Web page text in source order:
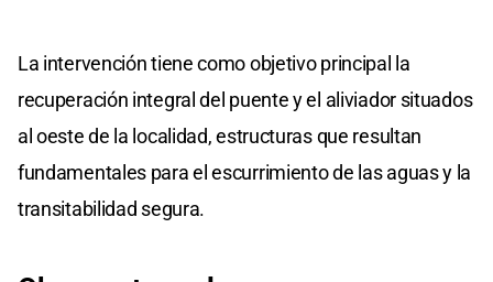
La intervención tiene como objetivo principal la
recuperación integral del puente y el aliviador situados
al oeste de la localidad, estructuras que resultan
fundamentales para el escurrimiento de las aguas y la
transitabilidad segura.